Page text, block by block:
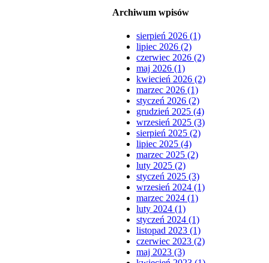
Archiwum wpisów
sierpień 2026 (1)
lipiec 2026 (2)
czerwiec 2026 (2)
maj 2026 (1)
kwiecień 2026 (2)
marzec 2026 (1)
styczeń 2026 (2)
grudzień 2025 (4)
wrzesień 2025 (3)
sierpień 2025 (2)
lipiec 2025 (4)
marzec 2025 (2)
luty 2025 (2)
styczeń 2025 (3)
wrzesień 2024 (1)
marzec 2024 (1)
luty 2024 (1)
styczeń 2024 (1)
listopad 2023 (1)
czerwiec 2023 (2)
maj 2023 (3)